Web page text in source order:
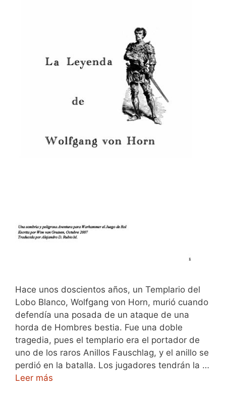
Hace unos doscientos años, un Templario del
Lobo Blanco, Wolfgang von Horn, murió cuando
defendía una posada de un ataque de una
horda de Hombres bestia. Fue una doble
tragedia, pues el templario era el portador de
uno de los raros Anillos Fauschlag, y el anillo se
perdió en la batalla. Los jugadores tendrán la …
Leer más